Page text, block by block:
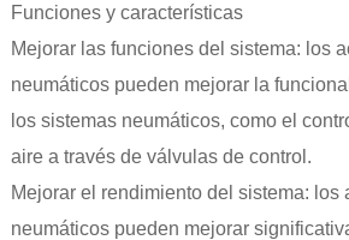
Funciones y características
Mejorar las funciones del sistema: los
neumáticos pueden mejorar la
los sistemas neumáticos, como el
aire a través de válvulas de control.
Mejorar el rendimiento del sistema: los
neumáticos pueden mejorar